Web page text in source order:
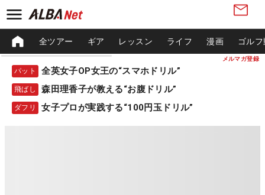
メルマガ登録
全ツアー ギア レッスン ライフ 漫画 ゴル
パット 全英女子OP女王の“スマホドリル”
飛ばし 森田理香子が教える“お腹ドリル”
ダフリ 女子プロが実践する“100円玉ドリル”